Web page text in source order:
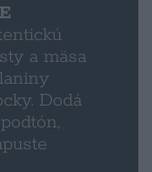
a mäsa
Dodá